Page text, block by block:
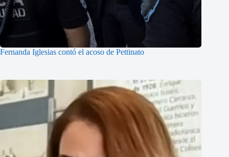
Fernanda Iglesias contó el acoso de Pettinato